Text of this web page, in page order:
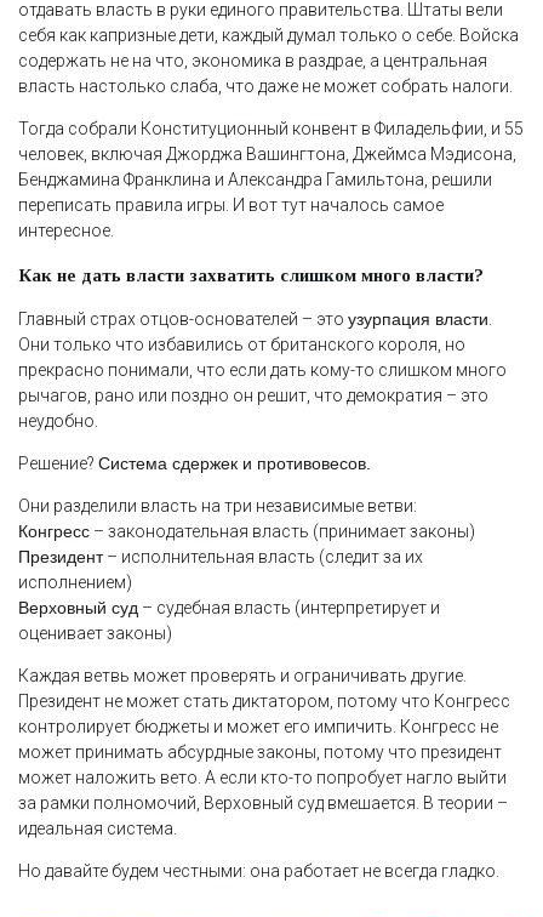
отдавать власть в руки единого правительства. Штаты вели
себя как капризные дети, каждый думал только о себе. Войска
содержать не на что, экономика в раздрае, а центральная
власть настолько слаба, что даже не может собрать налоги.
Тогда собрали Конституционный конвент в Филадельфии, и 55
человек, включая Джорджа Вашингтона, Джеймса Мэдисона,
Бенджамина Франклина и Александра Гамильтона, решили
переписать правила игры. И вот тут началось самое
интересное.
Как не дать власти захватить слишком много власти?
Главный страх отцов-основателей – это узурпация власти.
Они только что избавились от британского короля, но
прекрасно понимали, что если дать кому-то слишком много
рычагов, рано или поздно он решит, что демократия – это
неудобно.
Решение? Система сдержек и противовесов.
Они разделили власть на три независимые ветви:
Конгресс – законодательная власть (принимает законы)
Президент– исполнительная власть (следит за их
исполнением)
Верховный суд – судебная власть (интерпретирует и
оценивает законы)
Каждая ветвь может проверять и ограничивать другие.
Президент не может стать диктатором, потому что Конгресс
контролирует бюджеты и может его импичить. Конгресс не
может принимать абсурдные законы, потому что президент
может наложить вето. А если кто-то попробует нагло выйти
за рамки полномочий, Верховный суд вмешается. В теории –
идеальная система.
Но давайте будем честными: она работает не всегда гладко.